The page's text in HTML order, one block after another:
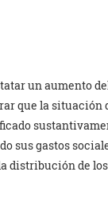
un aumento
que la situación
sus gastos
distribución de